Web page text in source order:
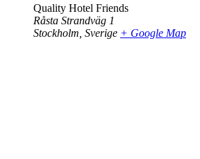
Quality Hotel Friends
Råsta Strandväg 1
Stockholm Sverige + Google Map